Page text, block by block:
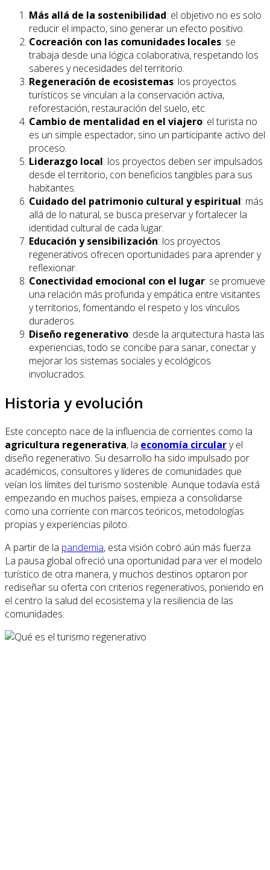
Más allá de la sostenibilidad: el objetivo no es solo
reducir el impacto, sino generar un efecto positivo.
Cocreación con las comunidades locales: se
trabaja desde una lógica colaborativa, respetando los
saberes y necesidades del territorio.
Regeneración de ecosistemas: los proyectos
turísticos se vinculan a la conservación activa,
reforestación, restauración del suelo, etc.
Cambio de mentalidad en el viajero: el turista no
es un simple espectador, sino un participante activo del
proceso.
Liderazgo local: los proyectos deben ser impulsados
desde el territorio, con beneficios tangibles para sus
habitantes.
Cuidado del patrimonio cultural y espiritual: más
allá de lo natural, se busca preservar y fortalecer la
identidad cultural de cada lugar.
Educación y sensibilización: los proyectos
regenerativos ofrecen oportunidades para aprender y
reflexionar.
Conectividad emocional con el lugar: se promueve
una relación más profunda y empática entre visitantes
y territorios, fomentando el respeto y los vínculos
duraderos.
Diseño regenerativo: desde la arquitectura hasta las
experiencias, todo se concibe para sanar, conectar y
mejorar los sistemas sociales y ecológicos
involucrados.
Historia y evolución
Este concepto nace de la influencia de corrientes como la
agricultura regenerativa, la economía circulary el
diseño regenerativo. Su desarrollo ha sido impulsado por
académicos, consultores y líderes de comunidades que
veían los límites del turismo sostenible. Aunque todavía está
empezando en muchos países, empieza a consolidarse
como una corriente con marcos teóricos, metodologías
propias y experiencias piloto.
A partir de la pandemia, esta visión cobró aún más fuerza.
La pausa global ofreció una oportunidad para ver el modelo
turístico de otra manera, y muchos destinos optaron por
rediseñar su oferta con criterios regenerativos, poniendo en
el centro la salud del ecosistema y la resiliencia de las
comunidades.